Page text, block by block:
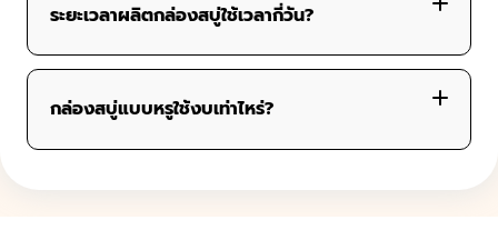
– สบู่ขนาด 50–100 กรัม:
– สบู่หลายก้อนหรือกล่องของขวัญ:
ระยะเวลาผลิตกล่องสบู่ใช้เวลากี่วัน?
กล่องสบู่แบบหรูใช้งบเท่าไหร่?